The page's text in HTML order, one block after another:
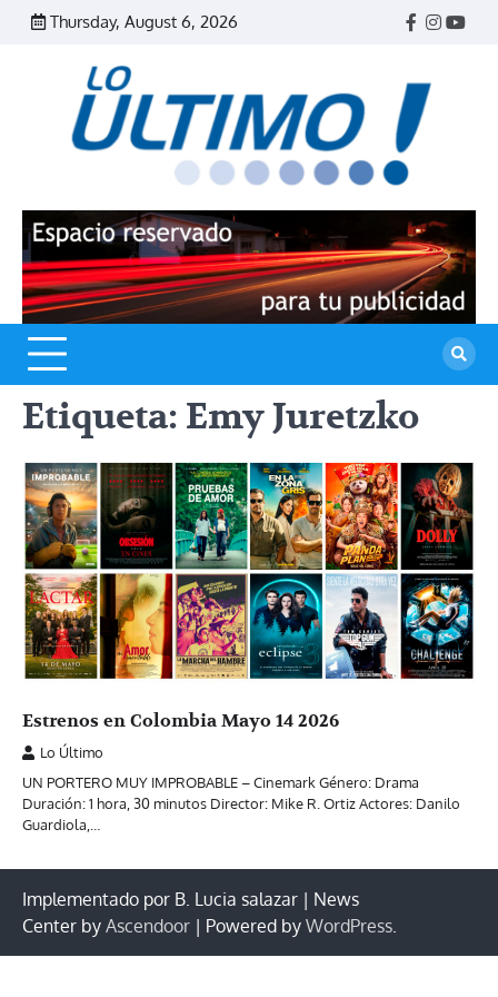
Skip
Thursday, August 6, 2026
Facebook
Etiqueta: Emy Juretzko
Estrenos en Colombia Mayo 14 2026
Lo Último
UN PORTERO MUY IMPROBABLE – Cinemark Género: Drama
Duración: 1 hora, 30 minutos Director: Mike R. Ortiz Actores: Danilo
Guardiola,…
Implementado por B. Lucia salazar | News
Center by Ascendoor | Powered by WordPress